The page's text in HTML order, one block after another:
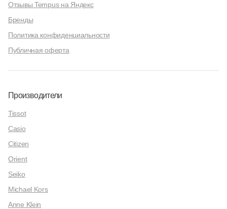
Отзывы Tempus на Яндекс
Бренды
Политика конфиденциальности
Публичная оферта
Производители
Tissot
Casio
Citizen
Orient
Seiko
Michael Kors
Anne Klein